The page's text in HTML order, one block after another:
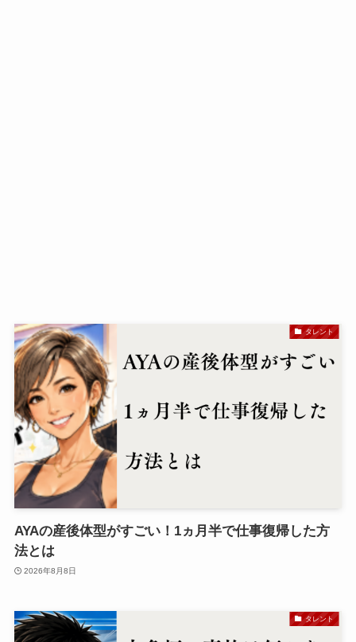
タレント
AYAの産後体型がすごい！1ヵ月半で仕事復帰した方
法とは
2026年8月8日
タレント